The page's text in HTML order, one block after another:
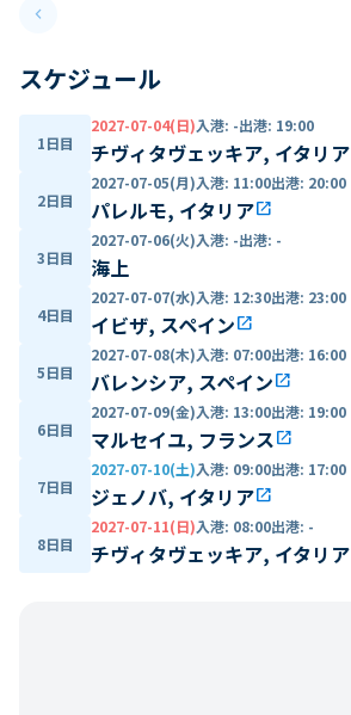
keyboard_arrow_leftPrevious slide
スケジュール
1日目
2027-07-04(日)入港: -出港: 19:00
チヴィタヴェッキア, イタリア
2日目
2027-07-05(月)入港: 11:00出港: 20:00
パレルモ, イタリアopen_in_new
3日目
2027-07-06(火)入港: -出港: -
海上
4日目
2027-07-07(水)入港: 12:30出港: 23:00
イビザ, スペインopen_in_new
5日目
2027-07-08(木)入港: 07:00出港: 16:00
バレンシア, スペインopen_in_new
6日目
2027-07-09(金)入港: 13:00出港: 19:00
マルセイユ, フランスopen_in_new
7日目
2027-07-10(土)入港: 09:00出港: 17:00
ジェノバ, イタリアopen_in_new
8日目
2027-07-11(日)入港: 08:00出港: -
チヴィタヴェッキア, イタリア